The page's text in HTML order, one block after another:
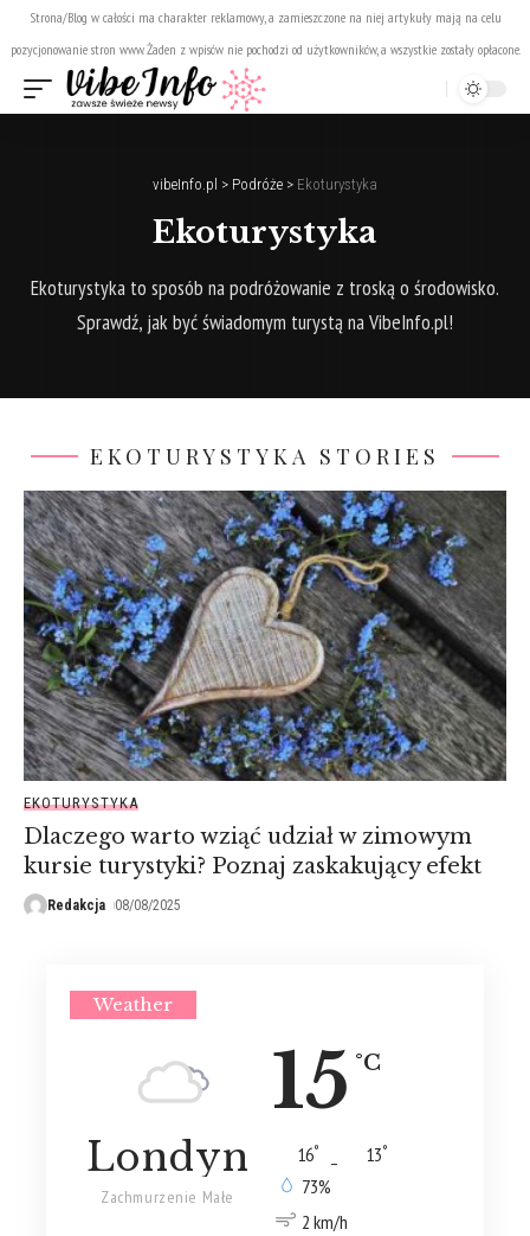
Strona/Blog w całości ma charakter reklamowy, a zamieszczone na niej artykuły mają na celu
pozycjonowanie stron www. Żaden z wpisów nie pochodzi od użytkowników, a wszystkie zostały opłacone.
vibeInfo.pl > Podróże > Ekoturystyka
Ekoturystyka
Ekoturystyka to sposób na podróżowanie z troską o środowisko.
Sprawdź, jak być świadomym turystą na VibeInfo.pl!
EKOTURYSTYKA STORIES
EKOTURYSTYKA
Dlaczego warto wziąć udział w zimowym
kursie turystyki? Poznaj zaskakujący efekt
Redakcja 08/08/2025
Weather
15 °C
Londyn
Zachmurzenie Małe
16° 13°
73%
2 km/h